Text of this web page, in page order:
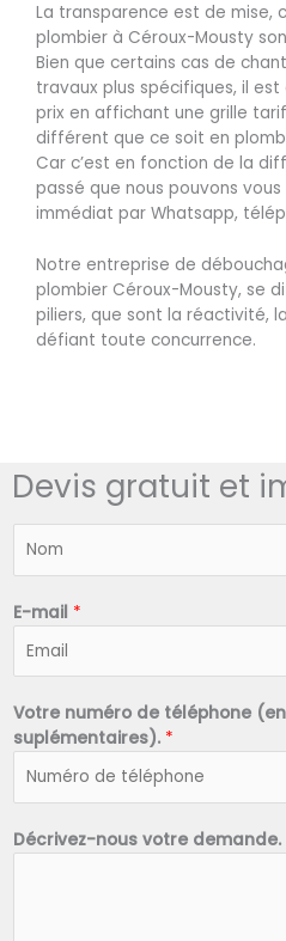
La transparence est de mise,
plombier à Céroux-Mousty
Bien que certains cas de
travaux plus spécifiques, il est
prix en affichant une grille
différent que ce soit en
Car c’est en fonction de la
passé que nous pouvons
immédiat par Whatsapp,
Notre entreprise de
plombier Céroux-Mousty, se
piliers, que sont la réactivité,
défiant toute concurrence.
Devis gratuit et
*
E-mail *
Votre numéro de téléphone
suplémentaires). *
Décrivez-nous votre demande.